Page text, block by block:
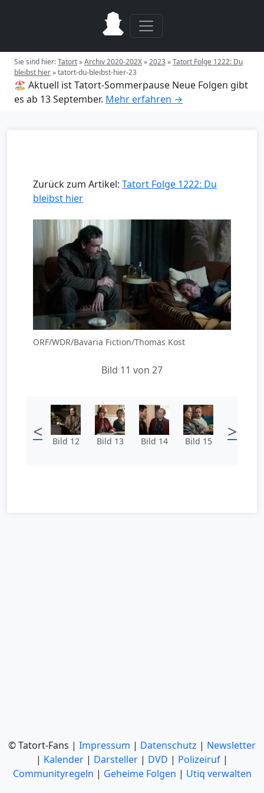
Sie sind hier:Tatort»Archiv 2020-202X»2023»Tatort Folge 1222: Du
bleibst hier»tatort-du-bleibst-hier-23
🏖️ Aktuell ist Tatort-Sommerpause Neue Folgen gibt
es ab 13 September. Mehr erfahren →
Zurück zum Artikel: Tatort Folge 1222: Du
bleibst hier
ORF/WDR/Bavaria Fiction/Thomas Kost
Bild 11 von 27
< Bild 12 Bild 13 Bild 14 Bild 15 >
© Tatort-Fans | Impressum | Datenschutz | Newsletter
| Kalender | Darsteller | DVD | Polizeiruf |
Communityregeln | Geheime Folgen | Utiq verwalten